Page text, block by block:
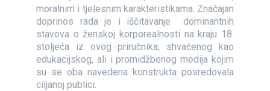
moralnim i tjelesnim karakteristikama. Značajan
doprinos rada je i iščitavanje dominantnih
stavova o ženskoj korporealnosti na kraju 18.
stoljeća iz ovog priručnika, shvaćenog kao
edukacijskog, ali i promidžbenog medija kojim
su se oba navedena konstrukta posredovala
ciljanoj publici.